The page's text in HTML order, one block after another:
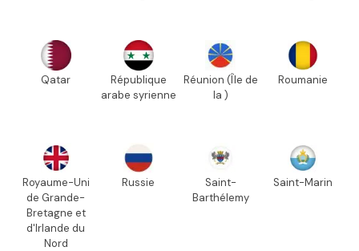
Qatar
République
arabe syrienne
Réunion (Île de
la )
Roumanie
Royaume-Uni
de Grande-
Bretagne et
d'Irlande du
Nord
Russie
Saint-
Barthélemy
Saint-Marin